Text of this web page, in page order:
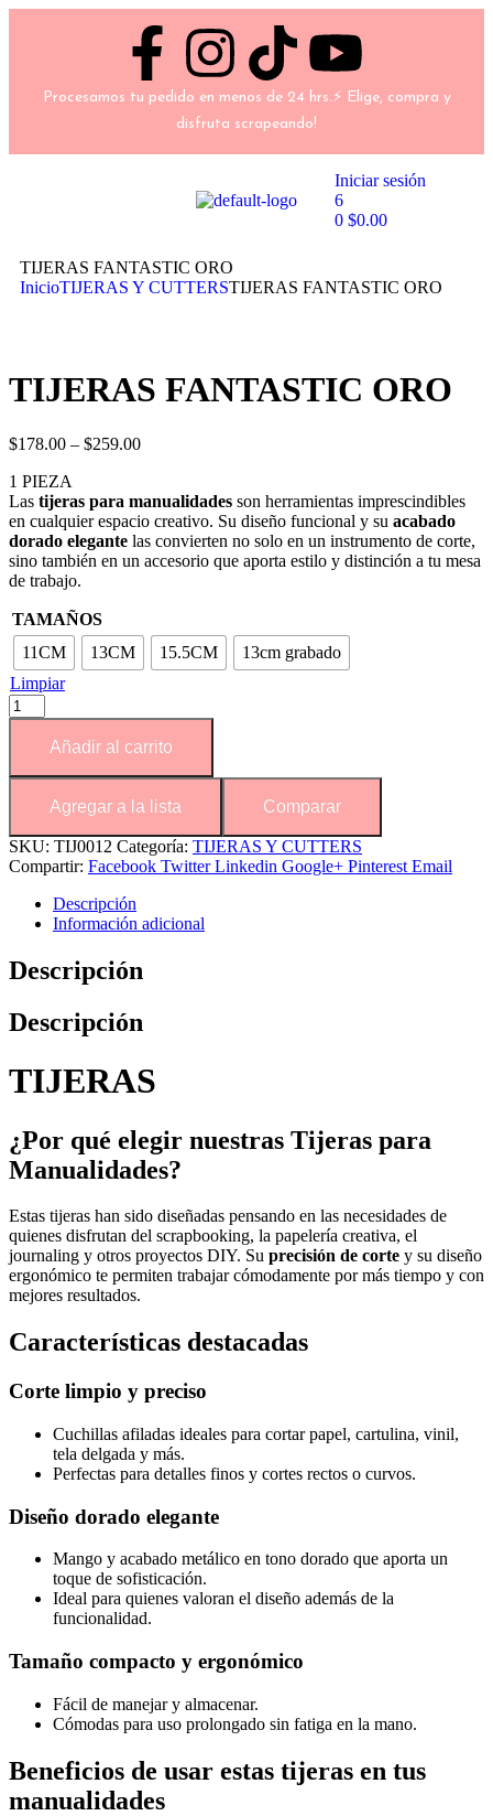
Procesamos tu pedido en menos de 24 hrs.⚡ Elige, compra y
disfruta scrapeando!
Iniciar sesión
6
0 $0.00
TIJERAS FANTASTIC ORO
InicioTIJERAS Y CUTTERSTIJERAS FANTASTIC ORO
TIJERAS FANTASTIC ORO
$178.00 – $259.00
1 PIEZA
Las tijeras para manualidades son herramientas imprescindibles
en cualquier espacio creativo. Su diseño funcional y su acabado
dorado elegante las convierten no solo en un instrumento de corte,
sino también en un accesorio que aporta estilo y distinción a tu mesa
de trabajo.
TAMAÑOS
11CM
13CM 15.5CM
13cm grabado
Limpiar
Añadir al carrito
Agregar a la lista Comparar
SKU: TIJ0012 Categoría: TIJERAS Y CUTTERS
Compartir: Facebook Twitter Linkedin Google+ Pinterest Email
Descripción
Información adicional
Descripción
Descripción
TIJERAS
¿Por qué elegir nuestras Tijeras para
Manualidades?
Estas tijeras han sido diseñadas pensando en las necesidades de
quienes disfrutan del scrapbooking, la papelería creativa, el
journaling y otros proyectos DIY. Su precisión de corte y su diseño
ergonómico te permiten trabajar cómodamente por más tiempo y con
mejores resultados.
Características destacadas
Corte limpio y preciso
Cuchillas afiladas ideales para cortar papel, cartulina, vinil,
tela delgada y más.
Perfectas para detalles finos y cortes rectos o curvos.
Diseño dorado elegante
Mango y acabado metálico en tono dorado que aporta un
toque de sofisticación.
Ideal para quienes valoran el diseño además de la
funcionalidad.
Tamaño compacto y ergonómico
Fácil de manejar y almacenar.
Cómodas para uso prolongado sin fatiga en la mano.
Beneficios de usar estas tijeras en tus
manualidades